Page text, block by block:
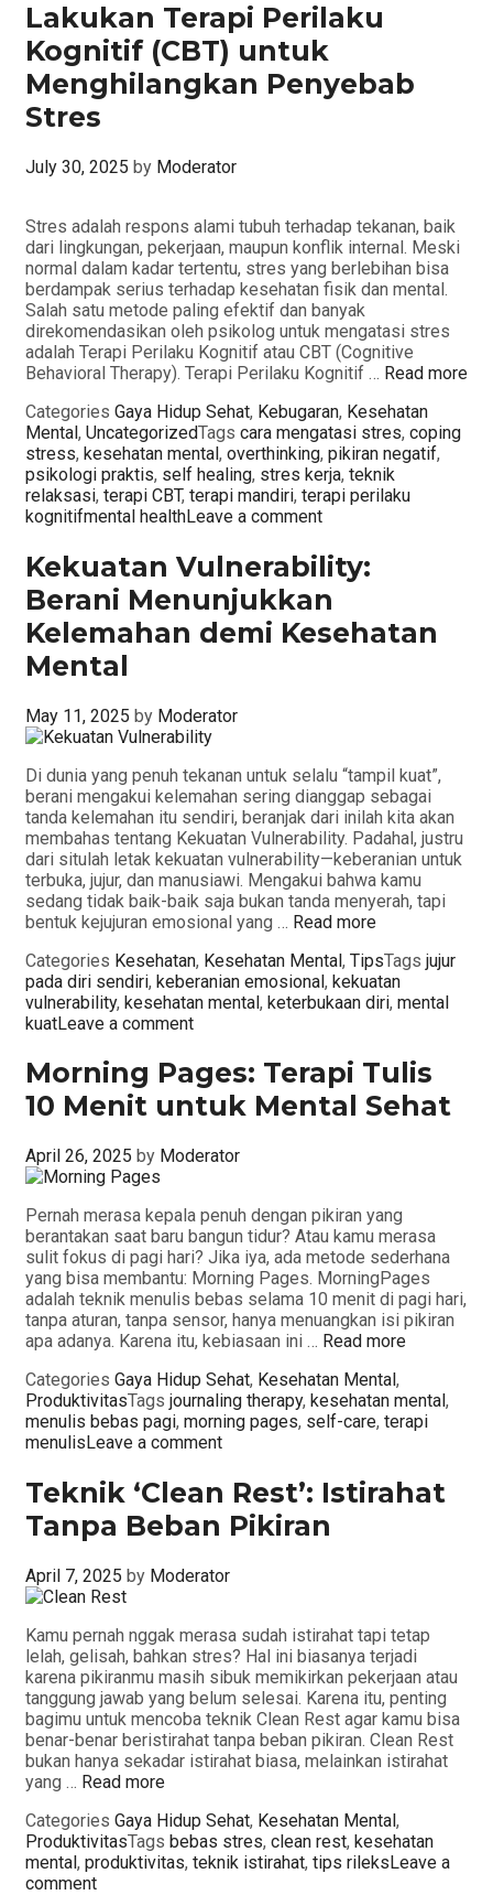
Lakukan Terapi Perilaku
Kognitif (CBT) untuk
Menghilangkan Penyebab
Stres
July 30, 2025 by Moderator
Stres adalah respons alami tubuh terhadap tekanan, baik
dari lingkungan, pekerjaan, maupun konflik internal. Meski
normal dalam kadar tertentu, stres yang berlebihan bisa
berdampak serius terhadap kesehatan fisik dan mental.
Salah satu metode paling efektif dan banyak
direkomendasikan oleh psikolog untuk mengatasi stres
adalah Terapi Perilaku Kognitif atau CBT (Cognitive
Behavioral Therapy). Terapi Perilaku Kognitif … Read more
Categories Gaya Hidup Sehat, Kebugaran, Kesehatan
Mental, UncategorizedTags cara mengatasi stres, coping
stress, kesehatan mental, overthinking, pikiran negatif,
psikologi praktis, self healing, stres kerja, teknik
relaksasi, terapi CBT, terapi mandiri, terapi perilaku
kognitifmental healthLeave a comment
Kekuatan Vulnerability:
Berani Menunjukkan
Kelemahan demi Kesehatan
Mental
May 11, 2025 by Moderator
Di dunia yang penuh tekanan untuk selalu “tampil kuat”,
berani mengakui kelemahan sering dianggap sebagai
tanda kelemahan itu sendiri, beranjak dari inilah kita akan
membahas tentang Kekuatan Vulnerability. Padahal, justru
dari situlah letak kekuatan vulnerability—keberanian untuk
terbuka, jujur, dan manusiawi. Mengakui bahwa kamu
sedang tidak baik-baik saja bukan tanda menyerah, tapi
bentuk kejujuran emosional yang … Read more
Categories Kesehatan, Kesehatan Mental, TipsTags jujur
pada diri sendiri, keberanian emosional, kekuatan
vulnerability, kesehatan mental, keterbukaan diri, mental
kuatLeave a comment
Morning Pages: Terapi Tulis
10 Menit untuk Mental Sehat
April 26, 2025 by Moderator
Pernah merasa kepala penuh dengan pikiran yang
berantakan saat baru bangun tidur? Atau kamu merasa
sulit fokus di pagi hari? Jika iya, ada metode sederhana
yang bisa membantu: Morning Pages. MorningPages
adalah teknik menulis bebas selama 10 menit di pagi hari,
tanpa aturan, tanpa sensor, hanya menuangkan isi pikiran
apa adanya. Karena itu, kebiasaan ini … Read more
Categories Gaya Hidup Sehat, Kesehatan Mental,
ProduktivitasTags journaling therapy, kesehatan mental,
menulis bebas pagi, morning pages, self-care, terapi
menulisLeave a comment
Teknik ‘Clean Rest’: Istirahat
Tanpa Beban Pikiran
April 7, 2025 by Moderator
Kamu pernah nggak merasa sudah istirahat tapi tetap
lelah, gelisah, bahkan stres? Hal ini biasanya terjadi
karena pikiranmu masih sibuk memikirkan pekerjaan atau
tanggung jawab yang belum selesai. Karena itu, penting
bagimu untuk mencoba teknik Clean Rest agar kamu bisa
benar-benar beristirahat tanpa beban pikiran. Clean Rest
bukan hanya sekadar istirahat biasa, melainkan istirahat
yang … Read more
Categories Gaya Hidup Sehat, Kesehatan Mental,
ProduktivitasTags bebas stres, clean rest, kesehatan
mental, produktivitas, teknik istirahat, tips rileksLeave a
comment